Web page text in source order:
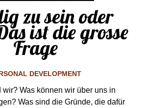
zu sein oder
ist die grosse
Frage
DEVELOPMENT
Was können wir über uns in
Was sind die Gründe, die dafür